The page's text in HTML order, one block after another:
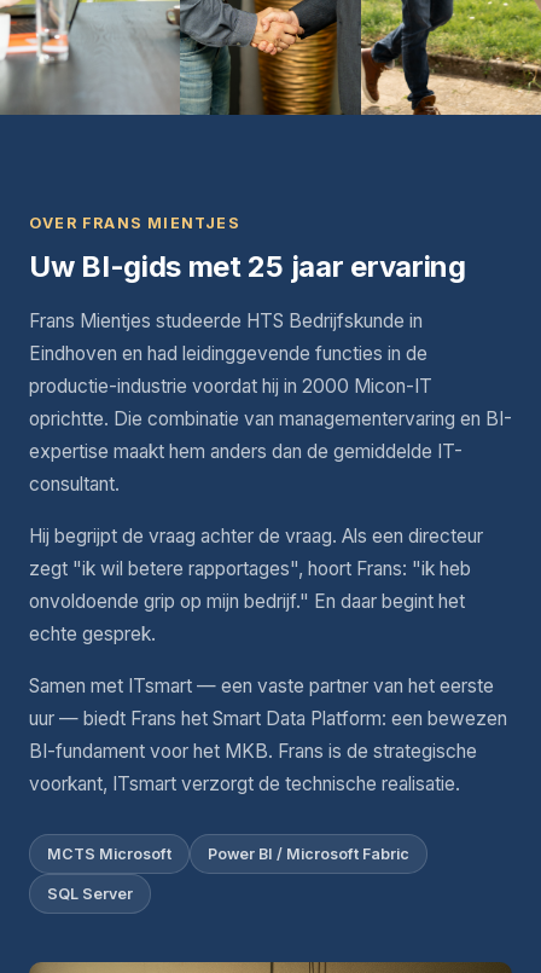
OVER FRANS MIENTJES
Uw BI-gids met 25 jaar ervaring
Frans Mientjes studeerde HTS Bedrijfskunde in
Eindhoven en had leidinggevende functies in de
productie-industrie voordat hij in 2000 Micon-IT
oprichtte. Die combinatie van managementervaring en BI-
expertise maakt hem anders dan de gemiddelde IT-
consultant.
Hij begrijpt de vraag achter de vraag. Als een directeur
zegt "ik wil betere rapportages", hoort Frans: "ik heb
onvoldoende grip op mijn bedrijf." En daar begint het
echte gesprek.
Samen met ITsmart — een vaste partner van het eerste
uur — biedt Frans het Smart Data Platform: een bewezen
BI-fundament voor het MKB. Frans is de strategische
voorkant, ITsmart verzorgt de technische realisatie.
MCTS Microsoft Power BI / Microsoft Fabric
SQL Server